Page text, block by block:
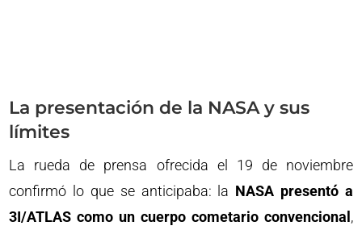
La presentación de la NASA y sus
límites
La rueda de prensa ofrecida el 19 de noviembre
confirmó lo que se anticipaba: la NASA presentó a
3I/ATLAS como un cuerpo cometario convencional ,